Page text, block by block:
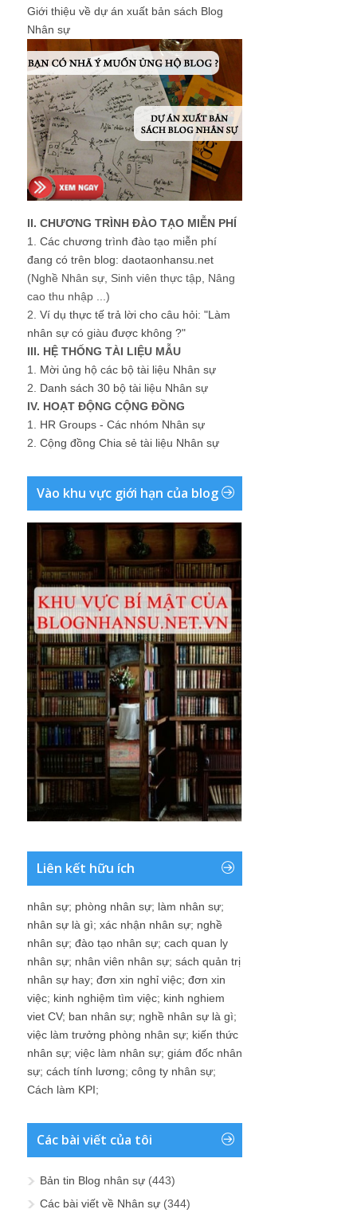
Giới thiệu về dự án xuất bản sách Blog
Nhân sự
II. CHƯƠNG TRÌNH ĐÀO TẠO MIỄN PHÍ
1. Các chương trình đào tạo miễn phí
đang có trên blog: daotaonhansu.net
(Nghề Nhân sự, Sinh viên thực tập, Nâng
cao thu nhập ...)
2. Ví dụ thực tế trả lời cho câu hỏi: "Làm
nhân sự có giàu được không ?"
III. HỆ THỐNG TÀI LIỆU MẪU
1. Mời ủng hộ các bộ tài liệu Nhân sự
2. Danh sách 30 bộ tài liệu Nhân sự
IV. HOẠT ĐỘNG CỘNG ĐỒNG
1. HR Groups - Các nhóm Nhân sự
2. Cộng đồng Chia sẻ tài liệu Nhân sự
Vào khu vực giới hạn của blog
Liên kết hữu ích
nhân sự; phòng nhân sự; làm nhân sự;
nhân sự là gì; xác nhận nhân sự; nghề
nhân sự; đào tạo nhân sự; cach quan ly
nhân sự; nhân viên nhân sự; sách quản trị
nhân sự hay; đơn xin nghỉ việc; đơn xin
việc; kinh nghiệm tìm việc; kinh nghiem
viet CV; ban nhân sự; nghề nhân sự là gì;
việc làm trưởng phòng nhân sự; kiến thức
nhân sự; việc làm nhân sự; giám đốc nhân
sự; cách tính lương; công ty nhân sự;
Cách làm KPI;
Các bài viết của tôi
Bản tin Blog nhân sự (443)
Các bài viết về Nhân sự (344)